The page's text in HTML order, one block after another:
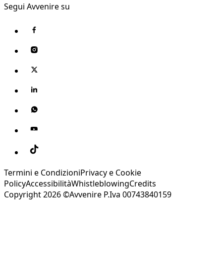
Segui Avvenire su
Termini e CondizioniPrivacy e Cookie
PolicyAccessibilitàWhistleblowingCredits
Copyright 2026 ©Avvenire P.Iva 00743840159